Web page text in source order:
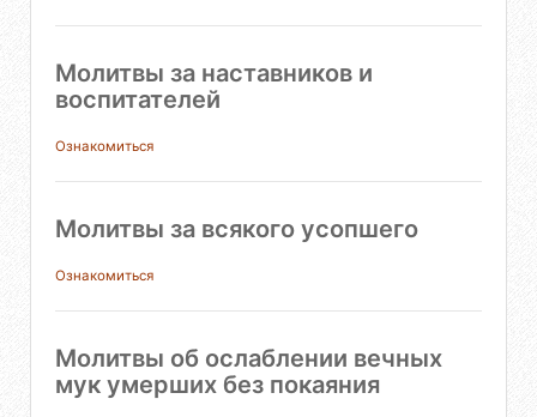
Молитвы за наставников и
воспитателей
Ознакомиться
Молитвы за всякого усопшего
Ознакомиться
Молитвы об ослаблении вечных
мук умерших без покаяния